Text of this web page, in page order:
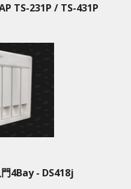
TS-231P / TS-431P
4Bay - DS418j